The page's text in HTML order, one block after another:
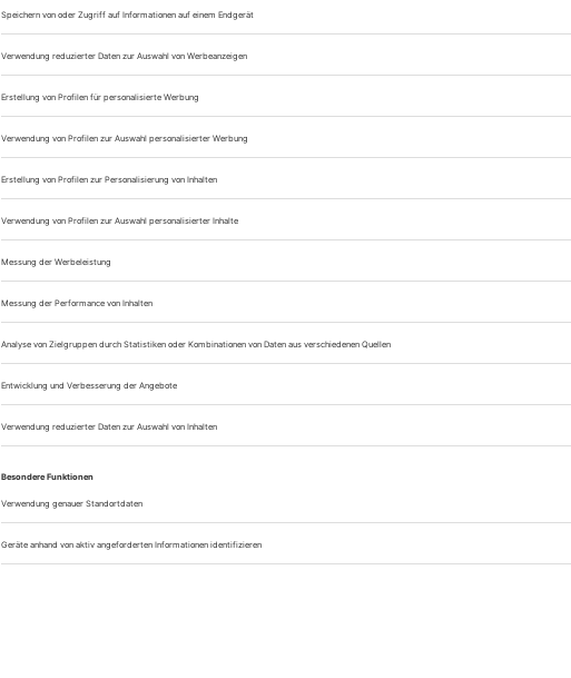
Tag für Tag tausende Höhenmeter bezwingen. Das einzigartige Panorama der
Alpen genießen. Eine Alpenüberquerung mit dem Fahrrad ist die ultimative
Challenge und belohnt mit einem unvergleichlichen Freiheitsgefühl. Hier zeigen
wir dir die... Jetzt weiterlesen
Landschaft und wilde Flusstäler. Willst du im Erzgebirge wandern, entscheidest
du dich für eine der schönsten Wanderregionen Deutschlands. Genieße vom
höchsten Punkt,... Jetzt weiterlesen